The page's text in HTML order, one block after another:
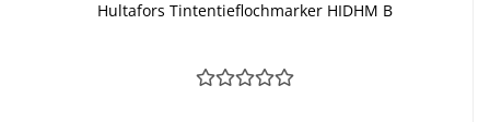
Hul­ta­fors Tin­ten­tief­loch­mar­ker HIDHM B